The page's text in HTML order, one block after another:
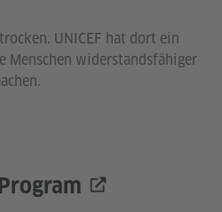
UNICEF hat dort ein
Menschen widerstandsfähiger